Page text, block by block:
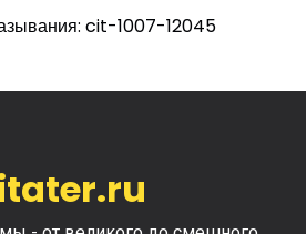
cit-1007-12045